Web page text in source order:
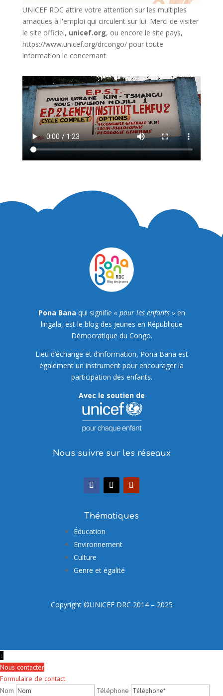
UNICEF RDC attire votre attention sur les multiples
arnaques à l'emploi qui circulent sur lui. Merci de visiter
le site officiel, unicef.org, ou encore le site pays,
https://www.unicef.org/drcongo/pour toute
information le concernant.
Pona Bana qui signifie « pour les enfants » en
lingala, est le blog des jeunes en République
Démocratique du Congo.
Lieu d’échange et d’information, Pona Bana est
également un instrument pour encourager la
participation des enfants.
Avec le soutien de
Nous suivre sur les réseaux
Thématiques
Éducation
Environnement
Culture
Genre et égalité
Copyright ©UNICEF DRC 2014 – 2025
↓
Nous contacter
Formulaire de contact
Nom
Téléphone